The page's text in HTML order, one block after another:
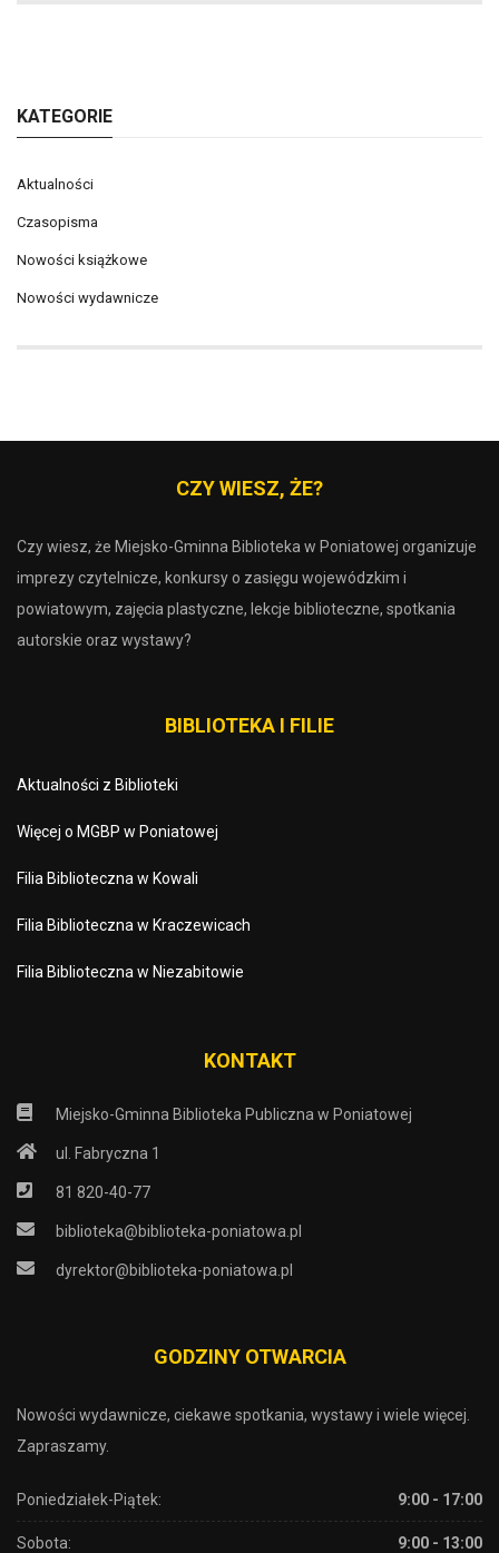
KATEGORIE
Aktualności
Czasopisma
Nowości książkowe
Nowości wydawnicze
CZY WIESZ, ŻE?
Czy wiesz, że Miejsko-Gminna Biblioteka w Poniatowej organizuje
imprezy czytelnicze, konkursy o zasięgu wojewódzkim i
powiatowym, zajęcia plastyczne, lekcje biblioteczne, spotkania
autorskie oraz wystawy?
BIBLIOTEKA I FILIE
Aktualności z Biblioteki
Więcej o MGBP w Poniatowej
Filia Biblioteczna w Kowali
Filia Biblioteczna w Kraczewicach
Filia Biblioteczna w Niezabitowie
KONTAKT
Miejsko-Gminna Biblioteka Publiczna w Poniatowej
ul. Fabryczna 1
81 820-40-77
biblioteka@biblioteka-poniatowa.pl
dyrektor@biblioteka-poniatowa.pl
GODZINY OTWARCIA
Nowości wydawnicze, ciekawe spotkania, wystawy i wiele więcej.
Zapraszamy.
Poniedziałek-Piątek: 9:00 - 17:00
Sobota: 9:00 - 13:00